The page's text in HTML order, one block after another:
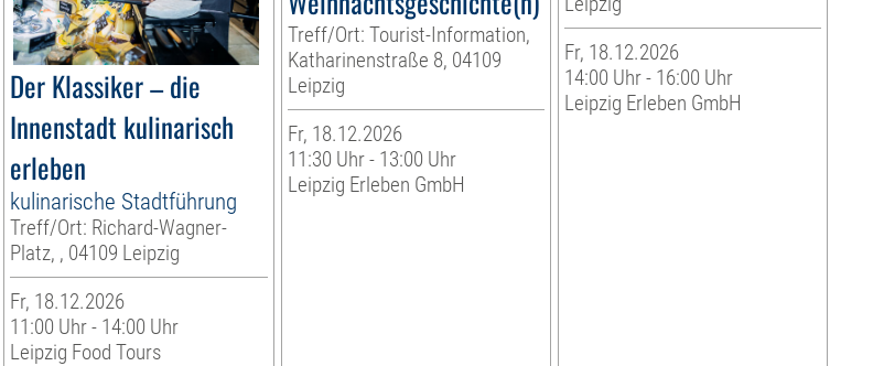
Der Klassiker – die
Innenstadt kulinarisch
erleben
kulinarische Stadtführung
Treff/Ort: Richard-Wagner-
Platz, , 04109 Leipzig
Fr, 18.12.2026
11:00 Uhr - 14:00 Uhr
Leipzig Food Tours
Treff/Ort: Tourist-Information,
Katharinenstraße 8, 04109
Leipzig
Fr, 18.12.2026
11:30 Uhr - 13:00 Uhr
Leipzig Erleben GmbH
Fr, 18.12.2026
14:00 Uhr - 16:00 Uhr
Leipzig Erleben GmbH